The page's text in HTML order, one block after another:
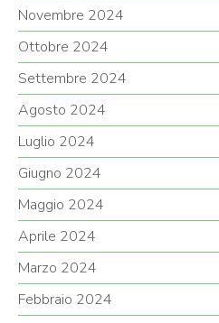
Novembre 2024
Ottobre 2024
Settembre 2024
Agosto 2024
Luglio 2024
Giugno 2024
Maggio 2024
Aprile 2024
Marzo 2024
Febbraio 2024